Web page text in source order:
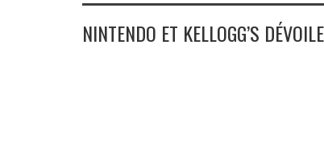
NINTENDO ET KELLOGG’S